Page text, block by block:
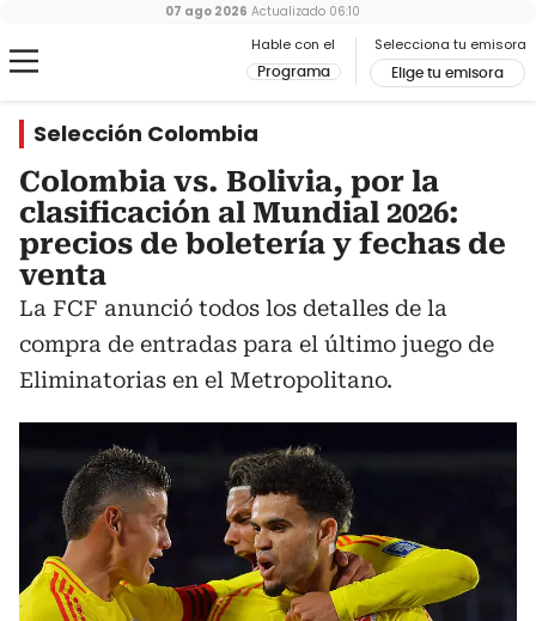
Hable con el
Programa
Selecciona tu emisora
Elige tu emisora
07 ago 2026 Actualizado 06:10
Selección Colombia
Colombia vs. Bolivia, por la
clasificación al Mundial 2026:
precios de boletería y fechas de
venta
La FCF anunció todos los detalles de la
compra de entradas para el último juego de
Eliminatorias en el Metropolitano.